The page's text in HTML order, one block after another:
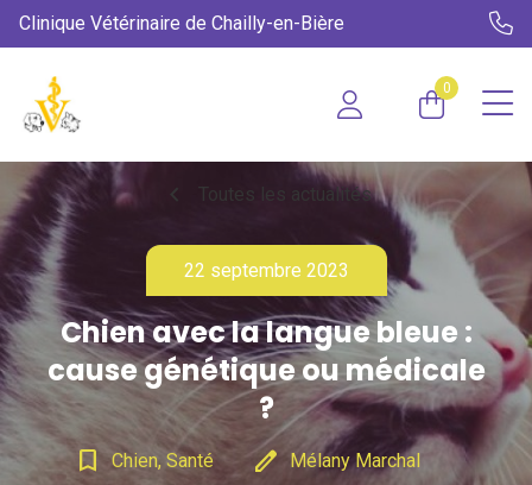
Clinique Vétérinaire de Chailly-en-Bière
0
chevron_left Toutes les actualités
22 septembre 2023
Chien avec la langue bleue :
cause génétique ou médicale
?
bookmark_border Chien, Santé edit Mélany Marchal